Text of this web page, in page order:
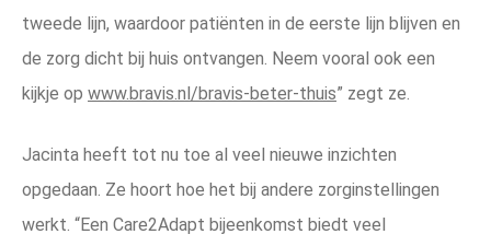
tweede lijn, waardoor patiënten in de eerste lijn blijven en
de zorg dicht bij huis ontvangen. Neem vooral ook een
kijkje op www.bravis.nl/bravis-beter-thuis” zegt ze.
Jacinta heeft tot nu toe al veel nieuwe inzichten
opgedaan. Ze hoort hoe het bij andere zorginstellingen
werkt. “Een Care2Adapt bijeenkomst biedt veel